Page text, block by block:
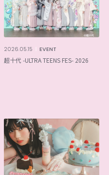
2026.05.15 EVENT
超十代 -ULTRA TEENS FES- 2026